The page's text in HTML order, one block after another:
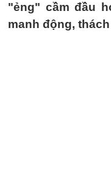
"ẻng" cầm đầu
manh động,